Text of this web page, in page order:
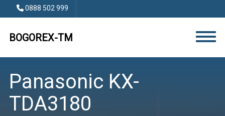
0888 502 999
BOGOREX-TM
Panasonic KX-
TDA3180